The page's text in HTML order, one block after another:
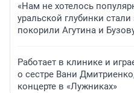
«Нам не хотелось
уральской глубинки
покорили Агутина и
Работает в клинике и
о сестре Вани
концерте в «Лужниках»